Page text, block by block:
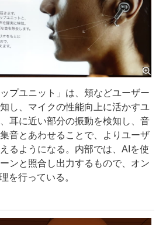
プユニット」は、頬などユーザー
し、マイクの性能向上に活かすユ
耳に近い部分の振動を検知し、音
音とあわせることで、よりユーザ
るようになる。内部では、AIを使
ンと照合し出力するもので、オン
を行っている。